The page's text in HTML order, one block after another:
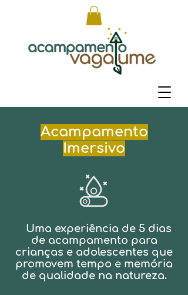
Acampamento
Imersivo
Uma experiência de 5 dias
de acampamento para
crianças e adolescentes que
promovem tempo e memória
de qualidade na natureza.